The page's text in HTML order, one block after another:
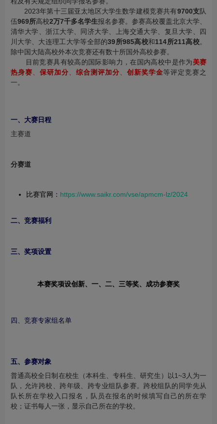
2023年第十三届亚太地区大学生数学建模竞赛共有9700支队
伍969所高校2万7千多名学生报名参赛。参赛高校覆盖北京大学、
清华大学、浙江大学、同济大学、上海交通大学、复旦大学、四
川大学、大连理工大学等全部的39所985高校和114所211高校。
除中国大陆高校外本次竞赛还有数十所国外高校参赛。
目前竞赛具有较高的国际影响力，在国内高校中是作为美赛
热身赛
保研加分 综合测评加分 创新奖学金等评定竞赛之
一。
一、大赛日程
主赛道
分赛道
比赛官网： https://www.saikr.com/vse/apmcm-lz/2024
二、竞赛福利
三、奖项设置
本赛奖项设创新、一、二、三等奖、成功参赛奖
四、竞赛专家组名单
五、参赛对象
普通高校全日制在校生（本科生、专科生、研究生）以1~3人为一
队，允许跨校、跨年级、跨专业组队参赛。跨校组队的同学先从
队长所在学校入口报名，队员在报名的时候填写自己的所在学
校；证书每人一张，显示自己所在的学校。